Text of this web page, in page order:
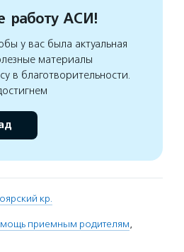
работу АСИ!
у вас была актуальная
материалы
в благотворительности.
кр.
приемным родителям,